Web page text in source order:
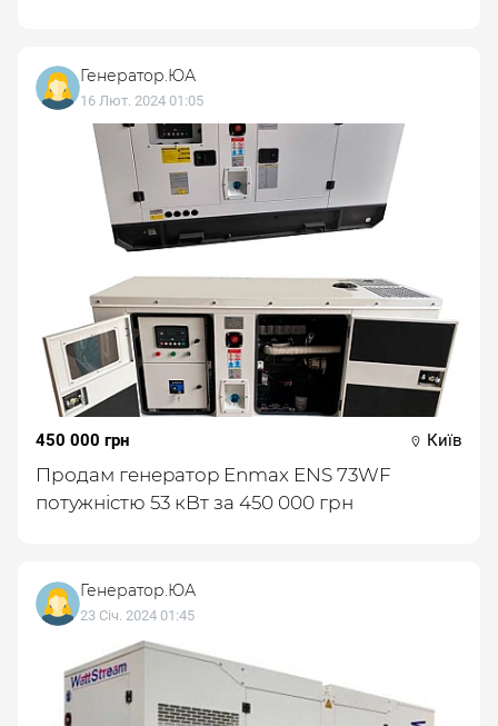
Генератор.ЮА
16 Лют. 2024 01:05
450 000 грн Київ
Продам гeнepaтop Enmax ENS 73WF
пoтужнicтю 53 кBт за 450 000 грн
Генератор.ЮА
23 Січ. 2024 01:45